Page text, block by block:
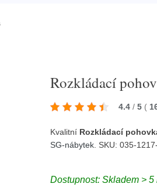
Rozkládací
4.4 / 5 (
Kvalitní Rozkládací
SG-nábytek . SKU: 035-
Dostupnost:Skladem > 5